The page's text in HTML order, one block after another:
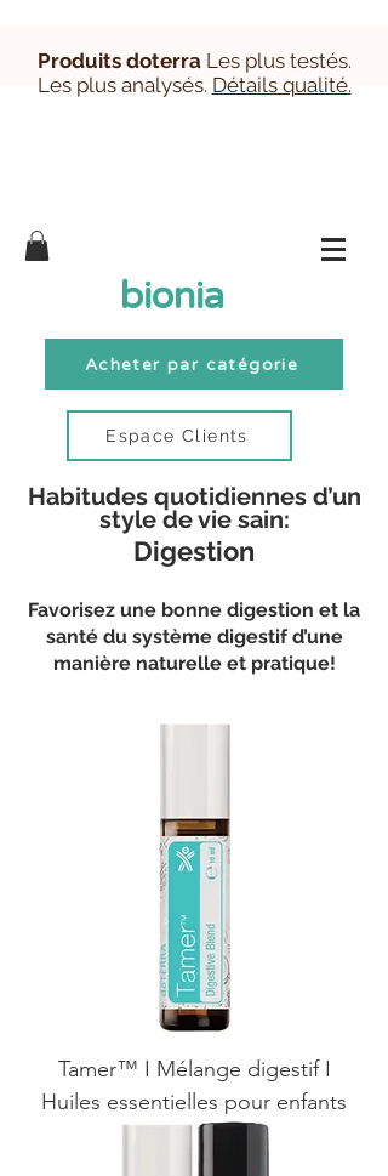
Produits doterra Les plus testés.
Les plus analysés. Détails qualité.
Inscription/Connexion
bionia
Acheter par catégorie
Espace Clients
Habitudes quotidiennes d’un
style de vie sain:
Digestion
Favorisez une bonne digestion et la
santé du système digestif d’une
manière naturelle et pratique!
Tamer™ I Mélange digestif I
Huiles essentielles pour enfants